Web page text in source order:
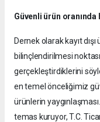
Güvenli ürün oranında
Dernek olarak kayıt
bilinçlendirilmesi
gerçekleştirdiklerini
en temel önceliğimiz
ürünlerin
temas kuruyor, T.C.